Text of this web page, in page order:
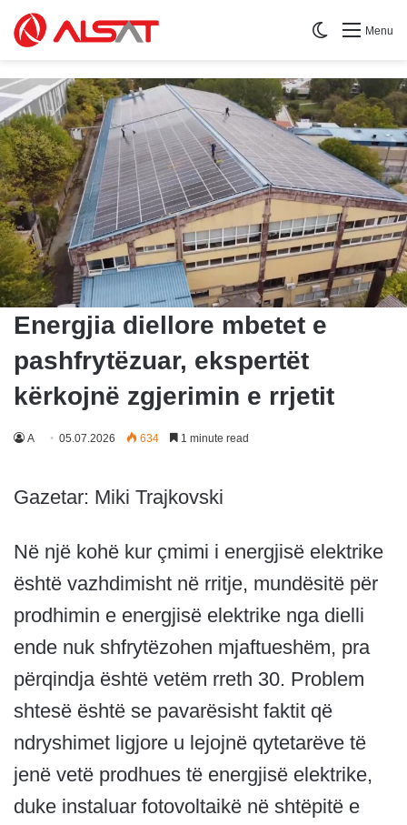
Menu
Switch skin
Energjia diellore mbetet e
pashfrytëzuar, ekspertët
kërkojnë zgjerimin e rrjetit
A 05.07.2026 634 1 minute read
Gazetar: Miki Trajkovski
Në një kohë kur çmimi i energjisë elektrike
është vazhdimisht në rritje, mundësitë për
prodhimin e energjisë elektrike nga dielli
ende nuk shfrytëzohen mjaftueshëm, pra
përqindja është vetëm rreth 30. Problem
shtesë është se pavarësisht faktit që
ndryshimet ligjore u lejojnë qytetarëve të
jenë vetë prodhues të energjisë elektrike,
duke instaluar fotovoltaikë në shtëpitë e